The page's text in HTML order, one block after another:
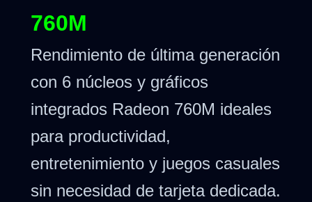
760M
Rendimiento de última generación
con 6 núcleos y gráficos
integrados Radeon 760M ideales
para productividad,
entretenimiento y juegos casuales
sin necesidad de tarjeta dedicada.